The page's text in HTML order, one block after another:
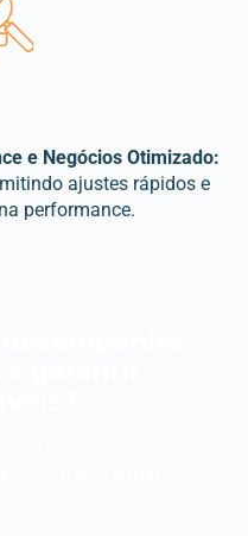
e Negócios Otimizado:
ajustes rápidos e
performance.